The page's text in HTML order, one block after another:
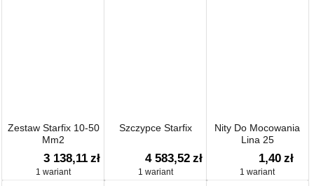
Zestaw Starfix 10-50
Mm2
3 138,11 zł
1 wariant
Szczypce Starfix
4 583,52 zł
1 wariant
Nity Do Mocowania
Lina 25
1,40 zł
1 wariant